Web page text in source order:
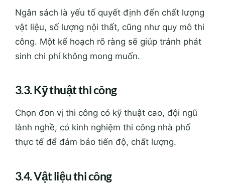
Ngân sách là yếu tố quyết định đến chất lượng
vật liệu, số lượng nội thất, cũng như quy mô thi
công. Một kế hoạch rõ ràng sẽ giúp tránh phát
sinh chi phí không mong muốn.
3.3. Kỹ thuật thi công
Chọn đơn vị thi công có kỹ thuật cao, đội ngũ
lành nghề, có kinh nghiệm thi công nhà phố
thực tế để đảm bảo tiến độ, chất lượng.
3.4. Vật liệu thi công